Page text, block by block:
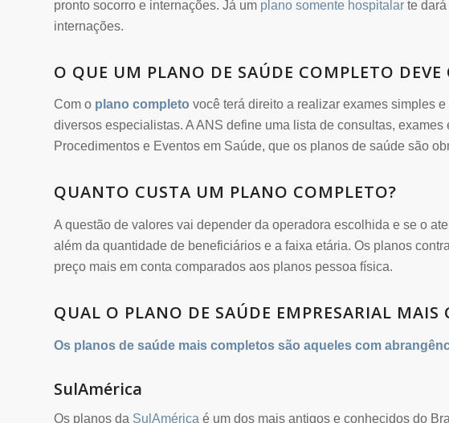
pronto socorro e internações. Já um plano somente hospitalar te
internações.
O QUE UM PLANO DE SAÚDE COMPLETO DEVE
Com o plano completo você terá direito a realizar exames simples
diversos especialistas. A ANS define uma lista de consultas,
Procedimentos e Eventos em Saúde, que os planos de saúde são
QUANTO CUSTA UM PLANO COMPLETO?
A questão de valores vai depender da operadora escolhida e se o
além da quantidade de beneficiários e a faixa etária. Os planos
preço mais em conta comparados aos planos pessoa física.
QUAL O PLANO DE SAÚDE EMPRESARIAL MAIS
Os planos de saúde mais completos são aqueles com
SulAmérica
Os planos da SulAmérica é um dos mais antigos e conhecidos do